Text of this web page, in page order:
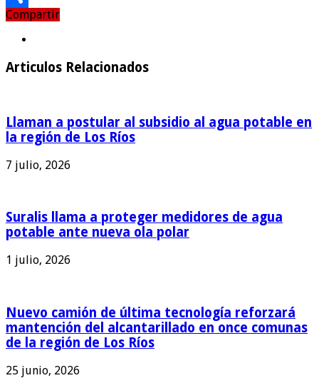
Compartir
Compartir
Articulos Relacionados
Llaman a postular al subsidio al agua potable en
la región de Los Ríos
7 julio, 2026
Suralis llama a proteger medidores de agua
potable ante nueva ola polar
1 julio, 2026
Nuevo camión de última tecnología reforzará
mantención del alcantarillado en once comunas
de la región de Los Ríos
25 junio, 2026